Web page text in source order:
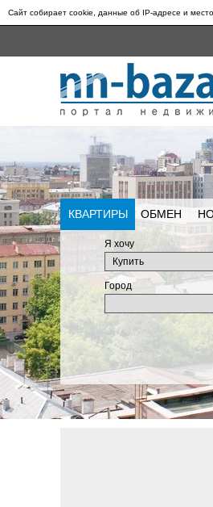
Сайт собирает cookie, данные об IP-адресе и
КВАРТИРЫ ОБМЕН
Я хочу
Город